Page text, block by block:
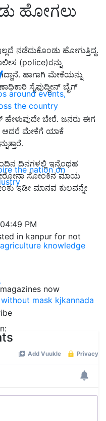
around events,
the country
the nation on
knowledge
now
ಹೋಗಲು
ನಡೆದುಕೊಂಡು ಹೋಗುತ್ತಿದ್ದ.
(police)ರನ್ನು
ಹಾಗಾಗಿ ಮೇಕೆಯನ್ನು
ಸೈಫುದ್ದೀನ್ ಬೈಗ್
ಬೇರೆ. ಜನರು ಈಗ
ಆದರೆ ಮೇಕೆಗೆ ಯಾಕೆ
ದಿನಗಳಲ್ಲಿ ಇನ್ನೆಂಥಹ
ಸೋಂಕಿನ ಮಾಯ
ಇಡೀ ಮಾನವ ಕುಲವನ್ನೇ
PM
in kanpur for not
without mask kjkannada